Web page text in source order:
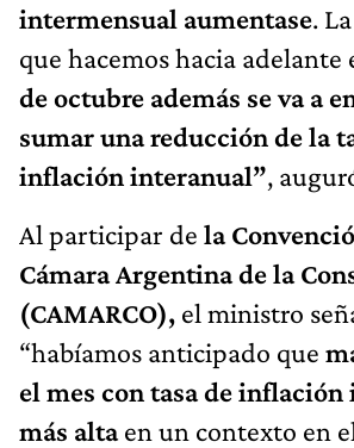
intermensual aumentase.
que hacemos hacia adelante
de octubre además se va a
sumar una reducción de la
inflación interanual”,
Al participar de la
Cámara Argentina de la
(CAMARCO), el ministro
“habíamos anticipado que
el mes con tasa de
más altaen un contexto en